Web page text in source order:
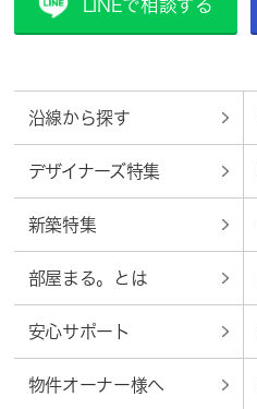
LINEで相談する
沿線から探す
デザイナーズ特集
新築特集
部屋まる。とは
安心サポート
物件オーナー様へ